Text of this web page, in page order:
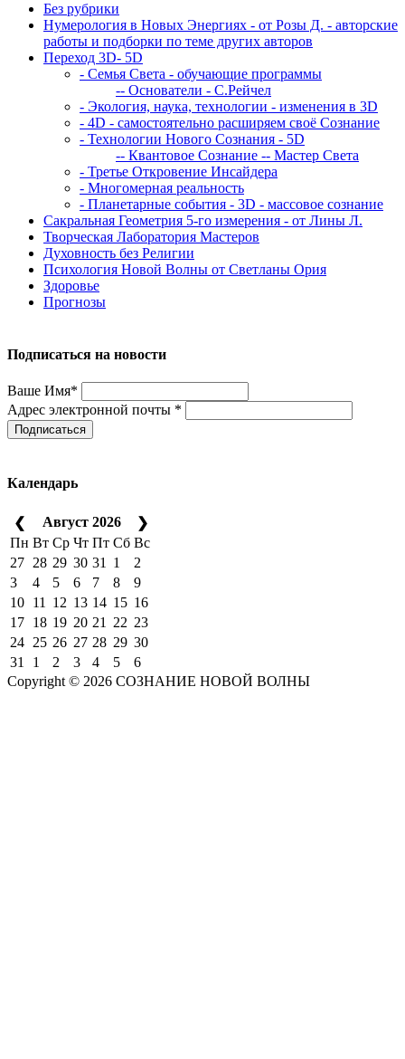
Без рубрики
Нумерология в Новых Энергиях - от Розы Д. - авторские
работы и подборки по теме других авторов
Переход 3D- 5D
- Семья Света - обучающие программы
-- Основатели - С.Рейчел
- Экология, наука, технологии - изменения в 3D
- 4D - самостоятельно расширяем своё Сознание
- Технологии Нового Сознания - 5D
-- Квантовое Сознание -- Мастер Света
- Третье Откровение Инсайдера
- Многомерная реальность
- Планетарные события - 3D - массовое сознание
Сакральная Геометрия 5-го измерения - от Лины Л.
Творческая Лаборатория Мастеров
Духовность без Религии
Психология Новой Волны от Светланы Ория
Здоровье
Прогнозы
Подписаться на новости
Ваше Имя*
Адрес электронной почты *
Подписаться
Календарь
❮ Август 2026
❯
Пн Вт Ср Чт Пт Сб Вс
27 28 29 30 31 1
2
3
4 5 6 7 8
9
10 11 12 13 14 15 16
17 18 19 20 21 22 23
24 25 26 27 28 29 30
31
1 2 3 4 5
6
Copyright © 2026 СОЗНАНИЕ НОВОЙ ВОЛНЫ